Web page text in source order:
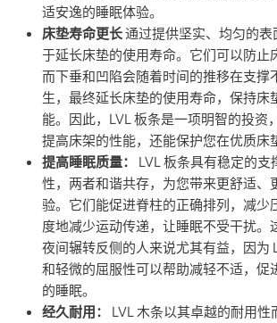
适安逸的睡眠体验。
床垫寿命更长通过提供坚实、均匀的表
于延长床垫的使用寿命。它们可以防止
而下垂和凹陷会随着时间的推移在支撑
生，最终延长床垫的使用寿命，保持床
能。因此，LVL 板条是一项明智的投资
提高床架的性能，还能保护您在优质床
提高睡眠质量：
LVL 板条具有稳定的支
性，两者和谐共存，为您带来更舒适、
验。它们能促进脊柱的正确排列，减少
度地减少运动传递，让睡眠不受干扰。
夜间辗转反侧的人来说尤其有益，因为
和轻微的屈服性可以帮助减轻不适，促
的睡眠。
经久耐用：
LVL 木条以其卓越的耐用性